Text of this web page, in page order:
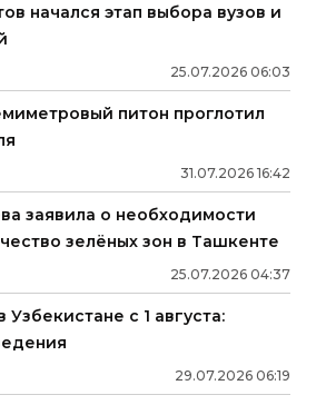
начался этап выбора вузов и
25.07.2026 06:03
питон проглотил
31.07.2026 16:42
заявила о необходимости
зелёных зон в Ташкенте
25.07.2026 04:37
Узбекистане с 1 августа:
29.07.2026 06:19